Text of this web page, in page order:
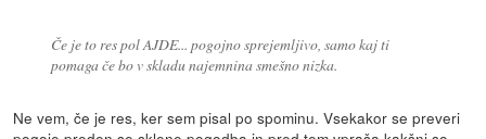
Če je to res pol AJDE... pogojno sprejemljivo, samo kaj ti
pomaga če bo v skladu najemnina smešno nizka.
Ne vem, če je res, ker sem pisal po spominu. Vsekakor se preveri